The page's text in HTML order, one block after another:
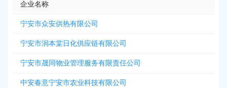
企业名称
宁安市众安供热有限公司
宁安市润本棠日化供应链有限公司
宁安市晟同物业管理服务有限责任公司
中安春意宁安市农业科技有限公司